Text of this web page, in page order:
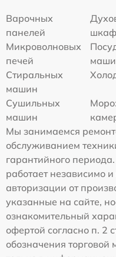
Варочных
панелей
Микроволновых
печей
Стиральных
машин
Сушильных
машин
Мы занимаемся
обслуживанием
гарантийного
работает независимо
авторизации от
указанные на сайте,
ознакомительный
офертой согласно п. 2
обозначения